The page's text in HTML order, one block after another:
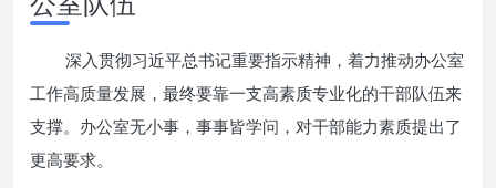
深入贯彻习近平总书记重要指示精神，着力推动办公室
工作高质量发展，最终要靠一支高素质专业化的干部队伍来
支撑。办公室无小事，事事皆学问，对干部能力素质提出了
更高要求。